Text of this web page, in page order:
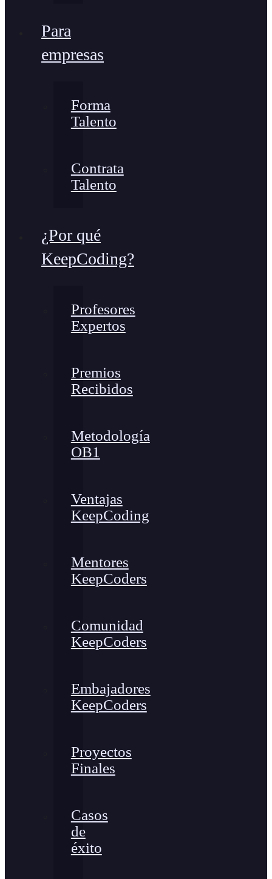
Para
empresas
Forma
Talento
Contrata
Talento
¿Por qué
KeepCoding?
Profesores
Expertos
Premios
Recibidos
Metodología
OB1
Ventajas
KeepCoding
Mentores
KeepCoders
Comunidad
KeepCoders
Embajadores
KeepCoders
Proyectos
Finales
Casos
de
éxito